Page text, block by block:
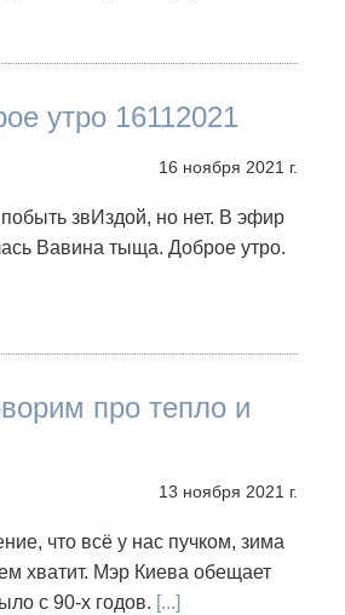
утро 16112021
16 ноября 2021 г.
звИздой, но нет. В эфир
Вавина тыща. Доброе утро.
про тепло и
13 ноября 2021 г.
что всё у нас пучком, зима
хватит. Мэр Киева обещает
с 90-х годов. [...]